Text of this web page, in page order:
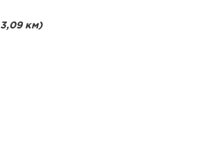
3,09 км)